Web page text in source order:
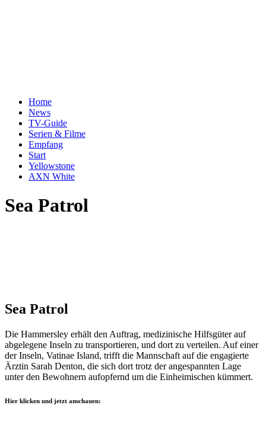
Home
News
TV-Guide
Serien & Filme
Empfang
Start
Yellowstone
AXN White
Sea Patrol
Sea Patrol
Die Hammersley erhält den Auftrag, medizinische Hilfsgüter auf
abgelegene Inseln zu transportieren, und dort zu verteilen. Auf einer
der Inseln, Vatinae Island, trifft die Mannschaft auf die engagierte
Ärztin Sarah Denton, die sich dort trotz der angespannten Lage
unter den Bewohnern aufopfernd um die Einheimischen kümmert.
Hier klicken und jetzt anschauen: